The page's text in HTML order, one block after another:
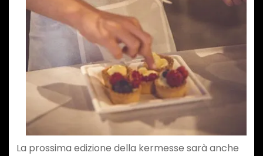
La prossima edizione della kermesse sarà anche